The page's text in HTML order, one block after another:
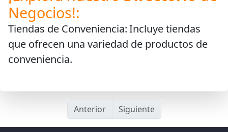
Negocios!:
Tiendas de Conveniencia:Incluye tiendas
que ofrecen una variedad de productos de
conveniencia.
Anterior Siguiente